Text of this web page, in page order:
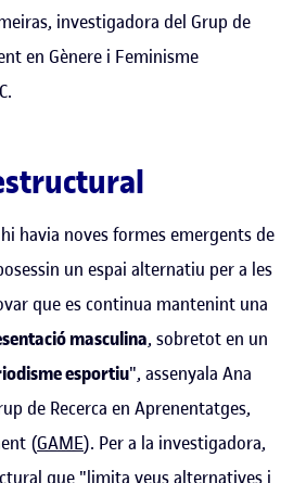
investigadora del Grup de
en Gènere i Feminisme
havia noves formes emergents de
un espai alternatiu per a les
que es continua mantenint una
masculina, sobretot en un
esportiu", assenyala Ana
de Recerca en Aprenentatges,
(GAME). Per a la investigadora,
que "limita veus alternatives i